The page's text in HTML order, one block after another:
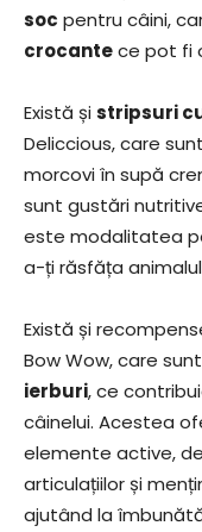
soc pentru câini,
crocantece pot fi
Există șistripsuri
Deliccious, care
morcovi în supă
sunt gustări
este modalitatea
a-ți răsfăța
Există și
Bow Wow, care
ierburi, ce
câinelui. Acestea
elemente active,
articulațiilor și
ajutând la